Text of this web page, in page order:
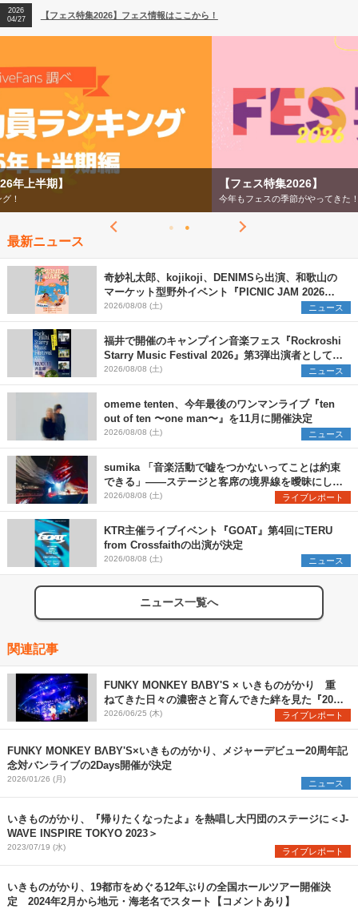
2026
04/27
【フェス特集2026】フェス情報はここから！
2026
【フェス特集2026】
今年もフェスの季節がやってきた！
最新ニュース
奇妙礼太郎、kojikoji、DENIMSら出演、和歌山の
マーケット型野外イベント『PICNIC JAM 2026』
早割チケット発売開始
2026/08/08 (土) ニュース
福井で開催のキャンプイン音楽フェス『Rockroshi
Starry Music Festival 2026』第3弾出演者として
SCOOBIE DO、かりゆし58、Reiを発表
2026/08/08 (土) ニュース
omeme tenten、今年最後のワンマンライブ『ten
out of ten 〜one man〜』を11月に開催決定
2026/08/08 (土) ニュース
sumika 「音楽活動で嘘をつかないってことは約束
できる」――ステージと客席の境界線を曖昧にし
た、ツアーファイナル武道館公演レポート
2026/08/08 (土) ライブレポート
KTR主催ライブイベント『GOAT』第4回にTERU
from Crossfaithの出演が決定
2026/08/08 (土) ニュース
ニュース一覧へ
関連記事
FUNKY MONKEY BΛBY'S × いきものがかり 重
ねてきた日々の濃密さと育んできた絆を見た『20周
年対バンライブ』レポート
2026/06/25 (木) ライブレポート
FUNKY MONKEY BΛBY'S×いきものがかり、メジャーデビュー20周年記
念対バンライブの2Days開催が決定
2026/01/26 (月) ニュース
いきものがかり、『帰りたくなったよ』を熱唱し大円団のステージに＜J-
WAVE INSPIRE TOKYO 2023＞
2023/07/19 (水) ライブレポート
いきものがかり、19都市をめぐる12年ぶりの全国ホールツアー開催決
定 2024年2月から地元・海老名でスタート【コメントあり】